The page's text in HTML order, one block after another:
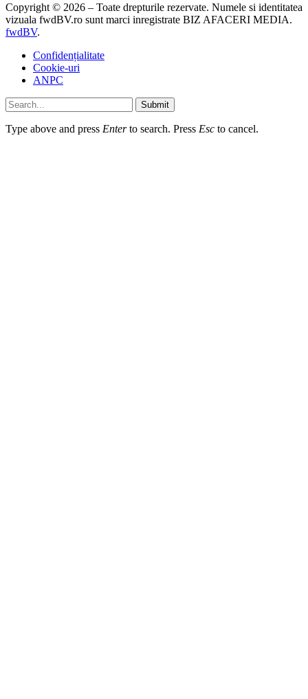
Copyright © 2026 – Toate drepturile rezervate. Numele si identitatea
vizuala fwdBV.ro sunt marci inregistrate BIZ AFACERI MEDIA.
fwdBV.
Confidențialitate
Cookie-uri
ANPC
Submit
Type above and press Enterto search. Press Esc to cancel.